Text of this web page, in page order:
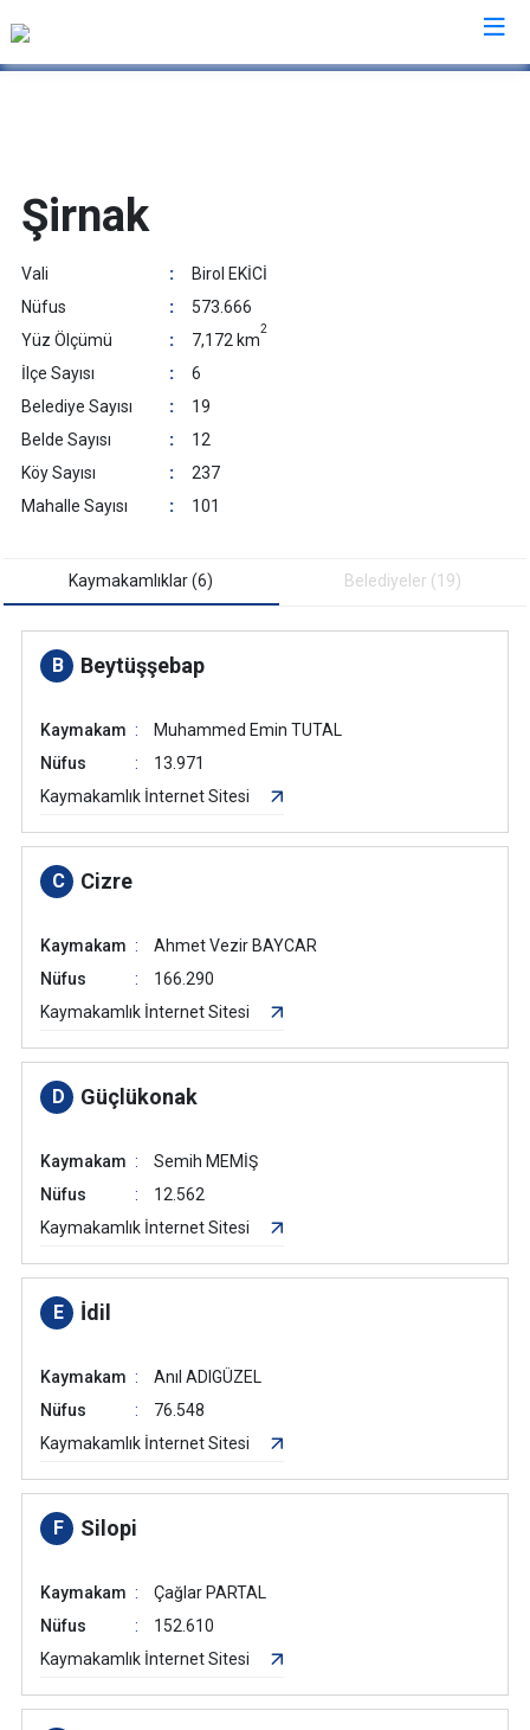
Valilikler
Şirnak
Vali :
Birol EKİCİ
Nüfus
:
573.666
Yüz Ölçümü
: 7,172 km
2
İlçe Sayısı :
6
Belediye Sayısı
:
19
Belde Sayısı
:
12
Köy Sayısı
:
237
Mahalle Sayısı
: 101
Kaymakamlıklar (6) Belediyeler (19)
B Beytüşşebap
Kaymakam
Muhammed Emin TUTAL
Nüfus
13.971
Kaymakamlık İnternet Sitesi
C Cizre
Kaymakam
Ahmet Vezir BAYCAR
Nüfus
166.290
Kaymakamlık İnternet Sitesi
D Güçlükonak
Kaymakam
Semih MEMİŞ
Nüfus
12.562
Kaymakamlık İnternet Sitesi
E İdil
Kaymakam
Anıl ADIGÜZEL
Nüfus
76.548
Kaymakamlık İnternet Sitesi
F Silopi
Kaymakam
Çağlar PARTAL
Nüfus
152.610
Kaymakamlık İnternet Sitesi